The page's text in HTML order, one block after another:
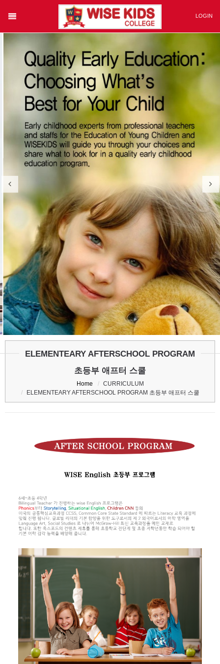
Category
Login
CURRICULUM
OVERWIEW
소수정예 유아 프로그램
SENIOR PROGRAM
영어유치부
ELEMENTEARY AFTERSCHOOL
PROGRAM
초등부 애프터 스쿨
COMMUNITY
ALBUM
ADMISSION
STUDY OVERSEAS
LOGIN
ELEMENTEARY AFTERSCHOOL PROGRAM
초등부 애프터 스쿨
Home
CURRICULUM
ELEMENTEARY AFTERSCHOOL PROGRAM 초등부 애프터 스쿨